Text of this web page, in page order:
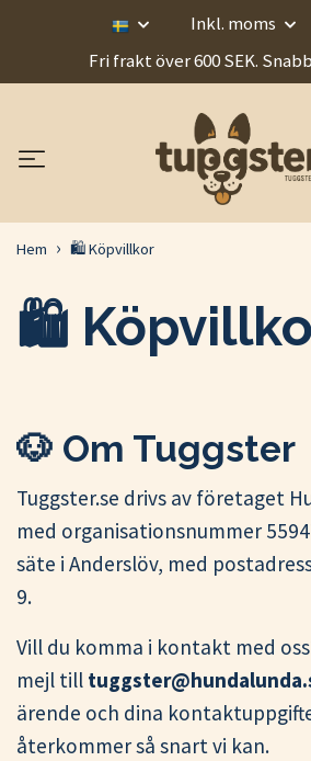
Inkl. moms
Fri frakt över 600 SEK.
Hem 🛍️ Köpvillkor
🛍️
🐶 Om Tuggster
Tuggster.se drivs av företaget
med organisationsnummer
säte i Anderslöv, med
9.
Vill du komma i kontakt med
mejl till
ärende och dina
återkommer så snart vi kan.